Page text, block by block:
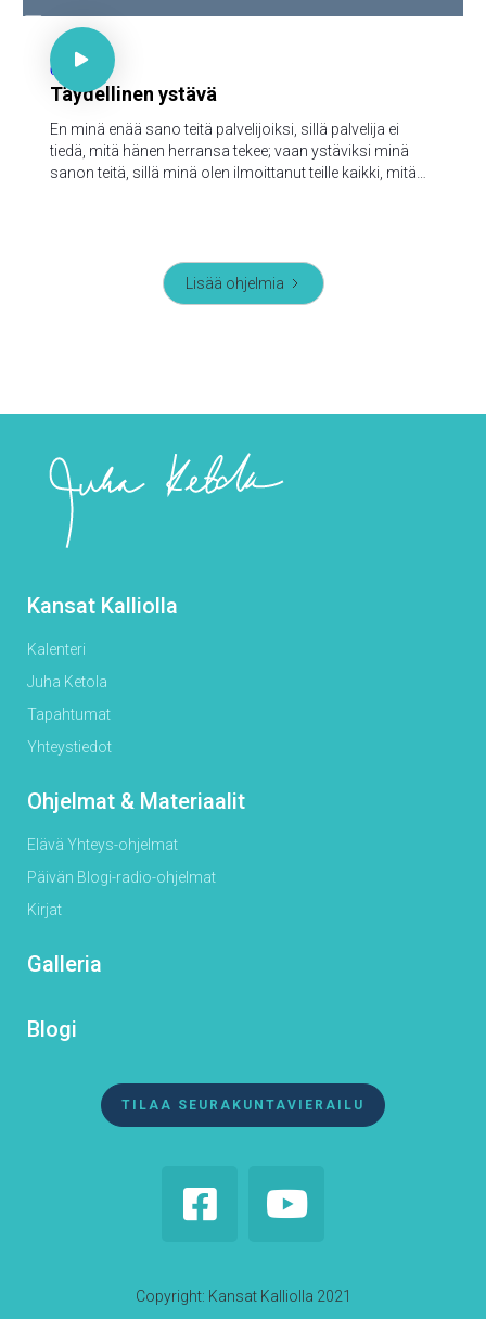
Joh 15:15

62
Täydellinen ystävä
En minä enää sano teitä palvelijoiksi, sillä palvelija ei
tiedä, mitä hänen herransa tekee; vaan ystäviksi minä
sanon teitä, sillä minä olen ilmoittanut teille kaikki, mitä
Lisää ohjelmia
Kansat Kalliolla
Kalenteri
Juha Ketola
Tapahtumat
Yhteystiedot
Ohjelmat & Materiaalit
Elävä Yhteys-ohjelmat
Päivän Blogi-radio-ohjelmat
Kirjat
Galleria
Blogi
TILAA SEURAKUNTAVIERAILU
 
Copyright: Kansat Kalliolla 2021